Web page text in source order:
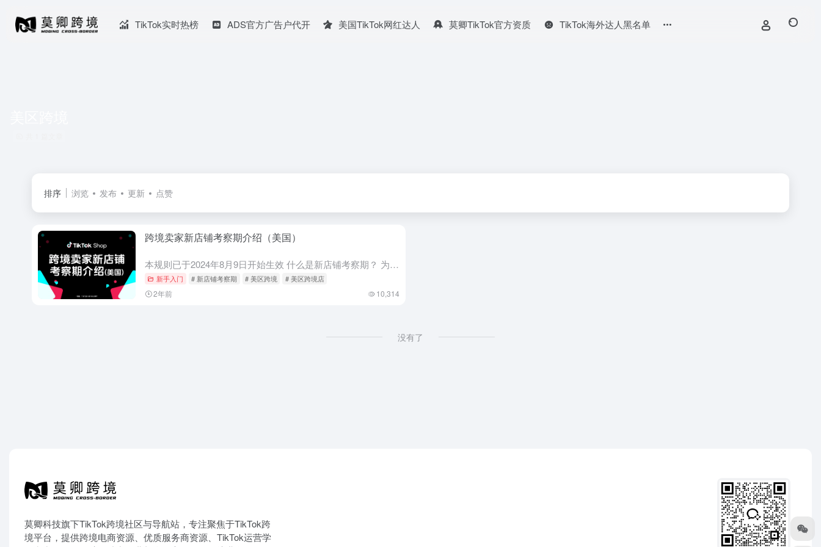
TikTok实时热榜 ADS官方广告户代开 美国TikTok网红达人 莫卿TikTok官方资质 TikTok海外达人黑名单
排序 浏览 发布 更新 点赞
跨境卖家新店铺考察期介绍（美国）
本规则已于2024年8月9日开始生效 什么是新店铺考察期？ 为了帮助跨境卖家新店铺更好地履约订单，所有入驻TikTok shop的跨境新店铺都需要经历新店铺考察期，考察期内卖家每日可接受的订单有每日上...
新手入门 # 新店铺考察期 # 美区跨境 # 美区跨境店
2年前 10,314
没有了
莫卿科技旗下TikTok跨境社区与导航站，专注聚焦于TikTok跨
境平台，提供跨境电商资源、优质服务商资源、TikTok运营学